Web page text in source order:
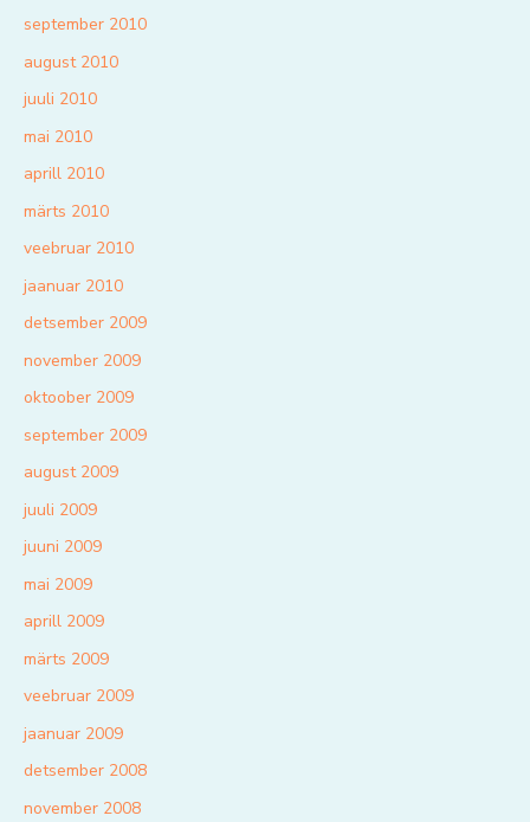
september 2010
august 2010
juuli 2010
mai 2010
aprill 2010
märts 2010
veebruar 2010
jaanuar 2010
detsember 2009
november 2009
oktoober 2009
september 2009
august 2009
juuli 2009
juuni 2009
mai 2009
aprill 2009
märts 2009
veebruar 2009
jaanuar 2009
detsember 2008
november 2008